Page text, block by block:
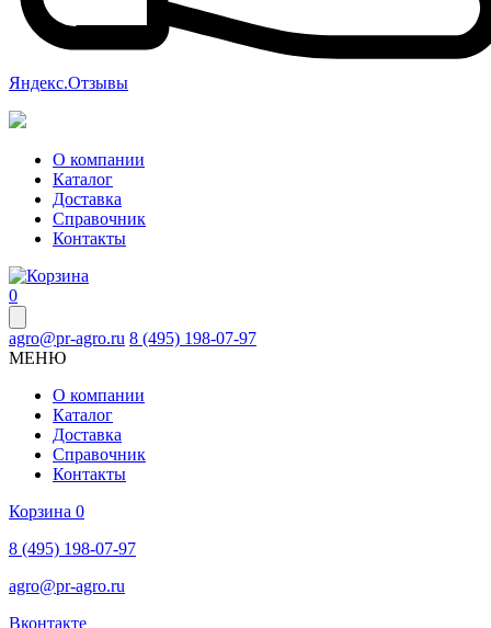
Яндекс.Отзывы
О компании
Каталог
Доставка
Справочник
Контакты
0
agro@pr-agro.ru 8 (495) 198-07-97
МЕНЮ
О компании
Каталог
Доставка
Справочник
Контакты
Корзина 0
8 (495) 198-07-97
agro@pr-agro.ru
Вконтакте